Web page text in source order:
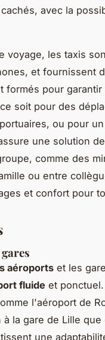
avec la
voyage, les taxis
et fournissent
pour
soit pour des
ou pour
une solution
comme des
ou entre
et confort pour
aéroports et les
fluide et
l'aéroport de
la gare de Lille que
une